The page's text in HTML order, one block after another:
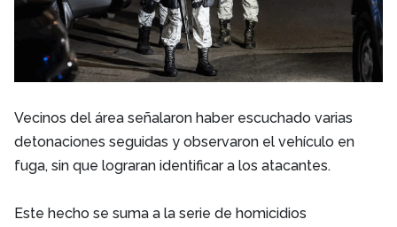
Vecinos del área señalaron haber escuchado varias
detonaciones seguidas y observaron el vehículo en
fuga, sin que lograran identificar a los atacantes.
Este hecho se suma a la serie de homicidios